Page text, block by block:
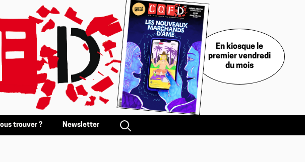
En kiosque le
premier vendredi
du mois
trouver ? Newsletter